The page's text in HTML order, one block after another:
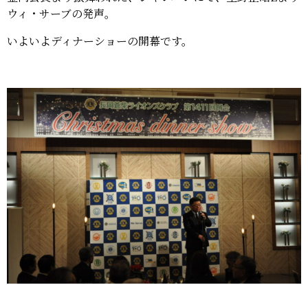
ウィ・サーブの発声。
いよいよディナーショーの開幕です。